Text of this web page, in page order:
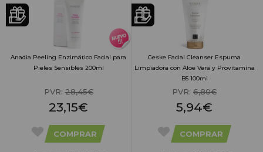
Anadia Peeling Enzimático Facial para
Pieles Sensibles 200ml
PVR:28,45€
23,15€
COMPRAR
Geske Facial Cleanser Espuma
Limpiadora con Aloe Vera y Provitamina
B5 100ml
PVR: 6,80€
5,94€
COMPRAR